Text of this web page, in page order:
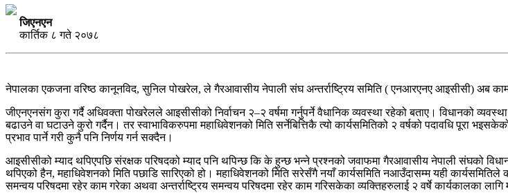
जिएनएन
कार्तिक ८ गते २०७८
नेपालका एकजना वरिष्ठ कानूनविद, सुनिल पोखरेल, ले गैरआवासीय नेपाली संघ अन्तर्राष्ट्रिय समिति ( एनआरएनए आइसीसी) अब
जीएनएनसंग कुरा गर्दै अधिवक्ता पोखरेलले आइसीसीको निर्वाचन २–२ वर्षमा गर्नुपर्ने वैधानिक व्यवस्था रहेको बताए। विधानको
बढाउने वा घटाउने कुरो गर्दैन। तर स्वाभाविकरुपमा महाधिवेशनको मिति सर्नेबित्तिकै त्यो कार्यसमितिको २ वर्षको पदावधि पूरा
प्रभाव पार्ने गरी कुनै पनि निर्णय गर्न सक्दैन।
आइसीसीको म्याद थपिएपछि संरक्षक परिषदको म्याद पनि थपिन्छ कि के हुन्छ भन्ने प्रश्नको जवाफमा गैरआवासीय नेपाली संघको
थपिएको हैन, महाधिवेशनको मिति पछाडि सारिएको हो। महाधिवेशनको मिति सरेसँगै नयाँ कार्यसमिति नआउँदासम्म यही
समन्वय परिषदमा रहेर काम गरेका अथवा अन्तर्राष्ट्रिय समन्वय परिषदमा रहेर काम गरिसकेका व्यक्तिहरुलाई २ वर्षे कार्यकालका